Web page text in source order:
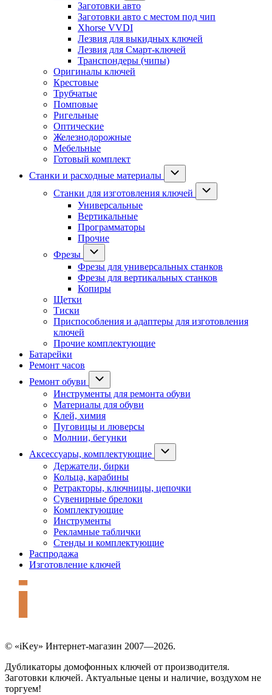
Заготовки авто
Заготовки авто с местом под чип
Xhorse VVDI
Лезвия для выкидных ключей
Лезвия для Смарт-ключей
Транспондеры (чипы)
Оригиналы ключей
Крестовые
Трубчатые
Помповые
Ригельные
Оптические
Железнодорожные
Мебельные
Готовый комплект
Станки и расходные материалы
Станки для изготовления ключей
Универсальные
Вертикальные
Программаторы
Прочие
Фрезы
Фрезы для универсальных станков
Фрезы для вертикальных станков
Копиры
Щетки
Тиски
Приспособления и адаптеры для изготовления
ключей
Прочие комплектующие
Батарейки
Ремонт часов
Ремонт обуви
Инструменты для ремонта обуви
Материалы для обуви
Клей, химия
Пуговицы и люверсы
Молнии, бегунки
Аксессуары, комплектующие
Держатели, бирки
Кольца, карабины
Ретракторы, ключницы, цепочки
Сувенирные брелоки
Комплектующие
Инструменты
Рекламные таблички
Стенды и комплектующие
Распродажа
Изготовление ключей
© «iKey» Интернет-магазин 2007—2026.
Дубликаторы домофонных ключей от производителя.
Заготовки ключей. Актуальные цены и наличие, воздухом не
торгуем!